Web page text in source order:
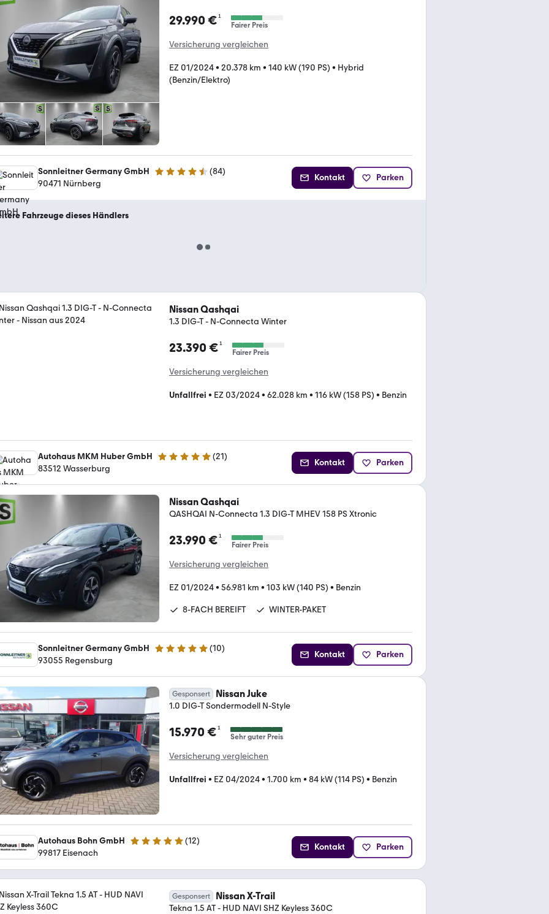
29.990 €¹
Fairer Preis
Versicherung vergleichen
EZ 01/2024• 20.378 km • 140 kW (190 PS) • Hybrid
(Benzin/Elektro)
Sonnleitner Germany GmbH 4.4 Sterne (84)
90471 Nürnberg
Kontakt Parken
Fahrzeuge dieses Händlers
Nissan Qashqai
1.3 DIG-T - N-Connecta Winter
23.390 €¹
Fairer Preis
Versicherung vergleichen
Unfallfrei • EZ 03/2024• 62.028 km • 116 kW (158 PS) • Benzin
Autohaus MKM Huber GmbH 5 Sterne (21)
83512 Wasserburg
Kontakt Parken
Nissan Qashqai
QASHQAI N-Connecta 1.3 DIG-T MHEV 158 PS Xtronic
23.990 €¹
Fairer Preis
Versicherung vergleichen
EZ 01/2024• 56.981 km • 103 kW (140 PS) • Benzin
8-FACH BEREIFT WINTER-PAKET
Sonnleitner Germany GmbH 5 Sterne (10)
93055 Regensburg
Kontakt Parken
Gesponsert Nissan Juke
1.0 DIG-T Sondermodell N-Style
15.970 €¹
Sehr guter Preis
Versicherung vergleichen
Unfallfrei • EZ 04/2024• 1.700 km • 84 kW (114 PS) • Benzin
Autohaus Bohn GmbH 5 Sterne (12)
99817 Eisenach
Kontakt Parken
Gesponsert Nissan X-Trail
Tekna 1.5 AT - HUD NAVI SHZ Keyless 360C